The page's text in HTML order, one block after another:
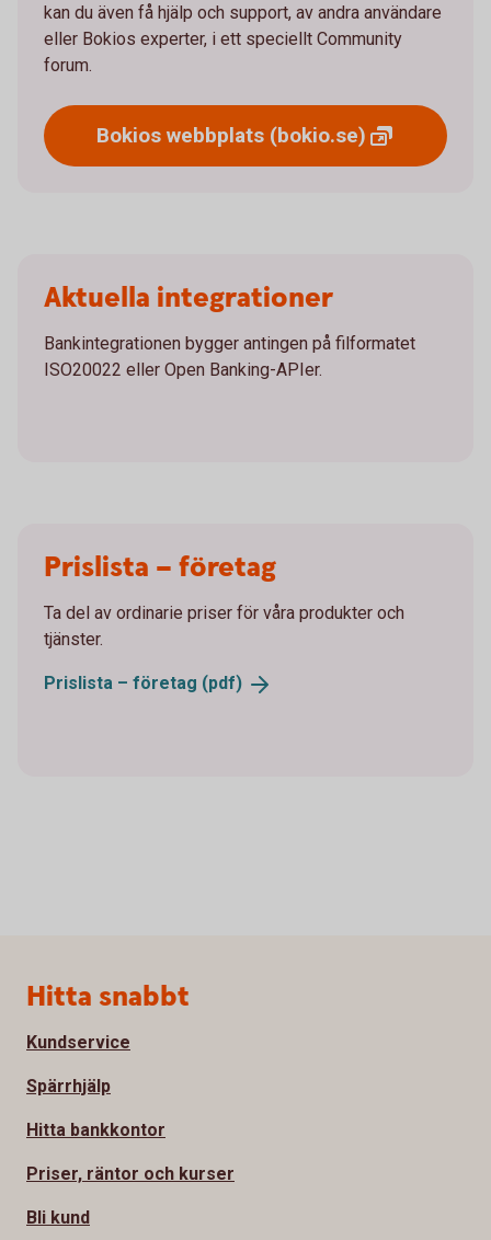
kan du även få hjälp och support, av andra användare
eller Bokios experter, i ett speciellt Community
forum.
Bokios webbplats (bokio.se)
Aktuella integrationer
Bankintegrationen bygger antingen på filformatet
ISO20022 eller Open Banking-APIer.
Prislista – företag
Ta del av ordinarie priser för våra produkter och
tjänster.
Prislista – företag (pdf)
Sidfot
Hitta snabbt
Kundservice
Spärrhjälp
Hitta bankkontor
Priser, räntor och kurser
Bli kund